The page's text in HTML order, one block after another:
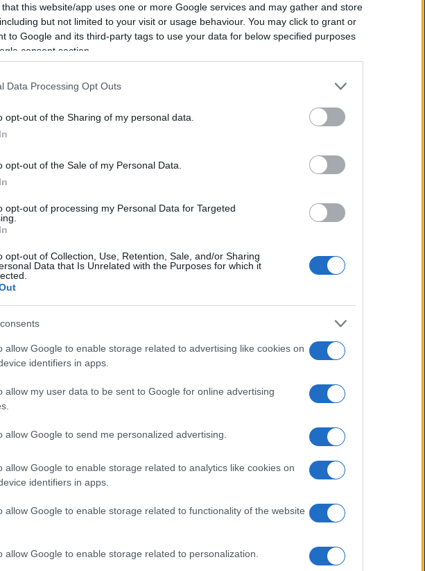
that this website/app uses one or more Google services and may gather and store
but not limited to your visit or usage behaviour. You may click to grant or
to Google and its third-party tags to use your data for below specified purposes
consent section.
Data Processing Opt Outs
opt-out of the Sharing of my personal data.
opt-out of the Sale of my Personal Data.
opt-out of processing my Personal Data for Targeted
opt-out of Collection, Use, Retention, Sale, and/or Sharing
Data that Is Unrelated with the Purposes for which it
allow Google to enable storage related to advertising like cookies on
identifiers in apps.
allow my user data to be sent to Google for online advertising
allow Google to send me personalized advertising.
allow Google to enable storage related to analytics like cookies on
identifiers in apps.
allow Google to enable storage related to functionality of the website
allow Google to enable storage related to personalization.
per tutte le taglie, età e razze, perché la
Questa guida spiega come gestire
le passeggiate, riconoscere superfici
una checklist giornaliera. Vengono
i casi in cui servono precauzioni aggiuntive,
routine solida.
punti acqua, piccole
. L’acqua deve essere sempre fresca, pulita
in zone ombreggiate della casa. Durante
a intervalli regolari, evitando bevute
sul petto e sull’inguine può aiutare a
o
se il cane lo tollera, ma non sostituisce
come elettroliti o aromi senza indicazione del
ombra e ritmi moderati